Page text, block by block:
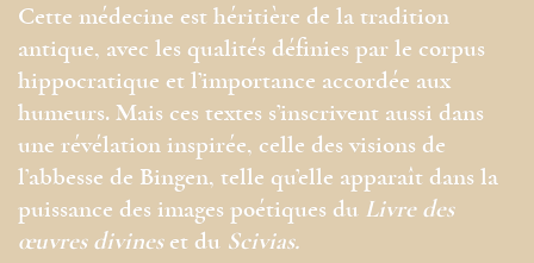
Cette médecine est héritière de la tradition
antique, avec les qualités définies par le corpus
hippocratique et l’importance accordée aux
humeurs. Mais ces textes s’inscrivent aussi dans
une révélation inspirée, celle des visions de
l’abbesse de Bingen, telle qu’elle apparaît dans la
puissance des images poétiques du Livre des
œuvres divineset du Scivias.